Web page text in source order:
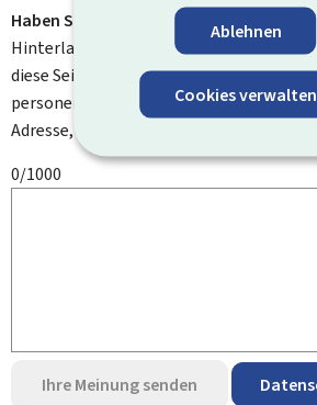
Ablehnen
Cookies verwalten
Haben Sie Verbesserungsvorschläge?
Hinterlassen Sie uns einen Kommentar
diese Seite zu verbessern. Bitte geben Sie
personenbezogenen Daten an, wie zum
Adresse, Ihren Namen oder Ihre
0/1000
Ihre Meinung senden